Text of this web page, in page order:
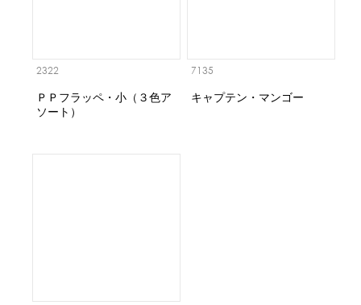
2322
ＰＰフラッペ・小（３色ア
ソート）
7135
キャプテン・マンゴー